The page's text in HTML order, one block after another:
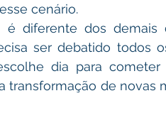
cenário.
é diferente dos demais
ser debatido todos
dia para cometer
transformação de novas